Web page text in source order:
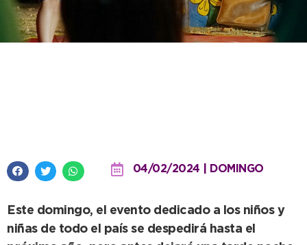
04/02/2024 | DOMINGO
Este domingo, el evento dedicado a los niños y
niñas de todo el país se despedirá hasta el